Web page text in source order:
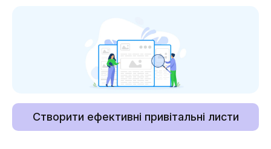
Створити ефективні привітальні листи